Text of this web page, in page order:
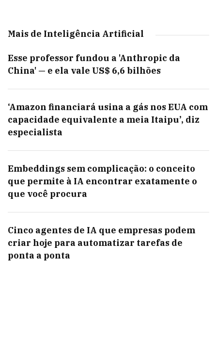
Mais de Inteligência Artificial
Esse professor fundou a 'Anthropic da
China' — e ela vale US$ 6,6 bilhões
‘Amazon financiará usina a gás nos EUA com
capacidade equivalente a meia Itaipu’, diz
especialista
Embeddings sem complicação: o conceito
que permite à IA encontrar exatamente o
que você procura
Cinco agentes de IA que empresas podem
criar hoje para automatizar tarefas de
ponta a ponta